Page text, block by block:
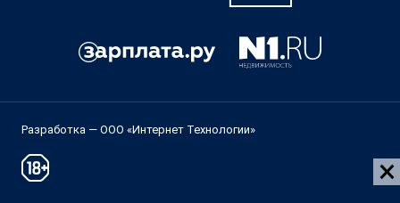
Разработка — ООО «Интернет Технологии»